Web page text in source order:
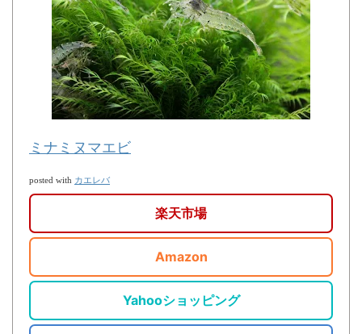
ミナミヌマエビ
posted with カエレバ
楽天市場
Amazon
Yahooショッピング